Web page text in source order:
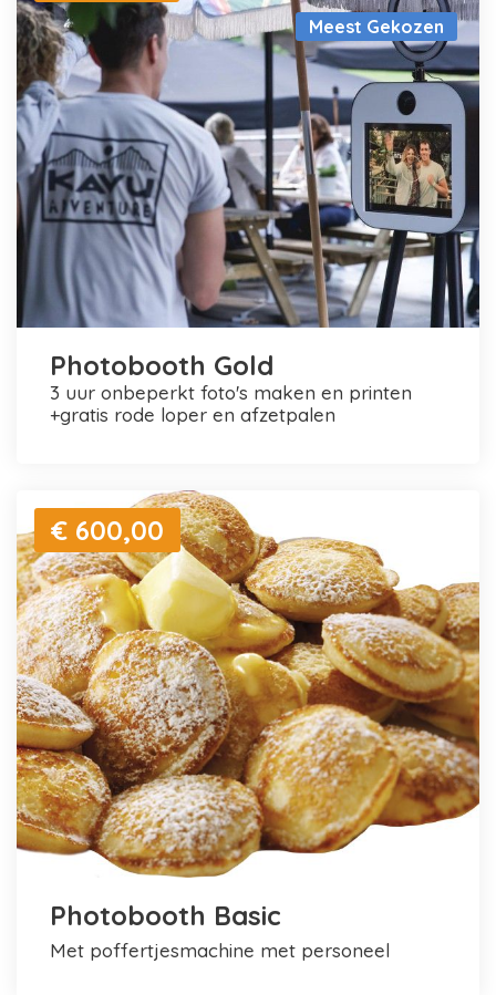
Meest Gekozen
Photobooth Gold
3 uur onbeperkt foto's maken en printen
+gratis rode loper en afzetpalen
€ 600,00
Photobooth Basic
met poffertjesmachine met personeel